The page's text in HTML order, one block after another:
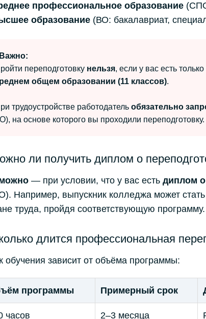
профессиональное образование
образование (ВО: бакалавриат,
Важно:
переподготовку нельзя, если у вас есть только
общем образовании (11 классов).
трудоустройстве работодатель обязательно
на основе которого вы проходили
ли получить диплом о
— при условии, что у вас есть диплом
Например, выпускник колледжа может
труда, пройдя соответствующую программу.
длится профессиональная
обучения зависит от объёма программы:
программы Примерный срок
часов 2–3 месяца